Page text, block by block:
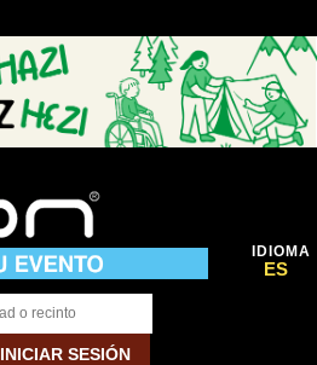
IDIOMA
ES
INICIAR SESIÓN